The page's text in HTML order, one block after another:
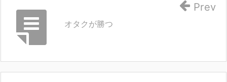
オタクが勝つ
Prev